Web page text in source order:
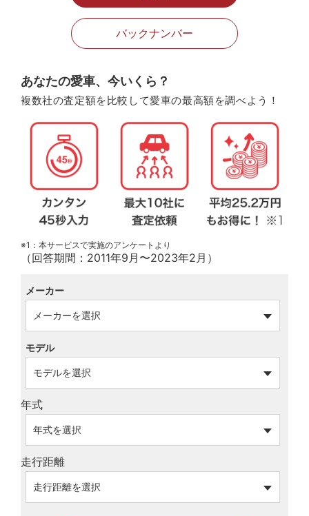
バックナンバー
あなたの愛車、今いくら？
複数社の査定額を比較して愛車の最高額を調べよう！
※1：本サービスで実施のアンケートより
（回答期間：2011年9月〜2023年2月）
メーカー
モデル
年式
走行距離